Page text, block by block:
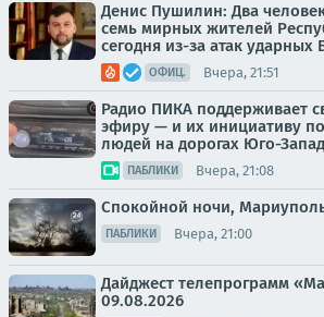
Денис Пушилин: Два
семь мирных жителей
сегодня из-за атак
ОФИЦ. Вчера, 21:51
Радио ПИКА поддерживает
эфиру — и их инициативу
людей на дорогах Юго-
ПАБЛИКИ Вчера, 21:08
Спокойной ночи,
ПАБЛИКИ Вчера, 21:00
Дайджест телепрограмм
09.08.2026